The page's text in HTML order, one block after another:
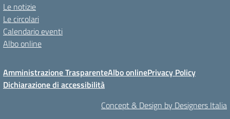
Le notizie
Le circolari
Calendario eventi
Albo online
Amministrazione TrasparenteAlbo onlinePrivacy Policy
Dichiarazione di accessibilità
Concept & Design by Designers Italia